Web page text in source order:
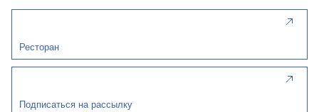
Ресторан
Подписаться на рассылку